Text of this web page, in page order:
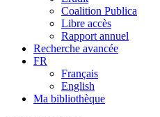
Coalition Publica
Libre accès
Rapport annuel
Recherche avancée
FR
Français
English
Ma bibliothèque